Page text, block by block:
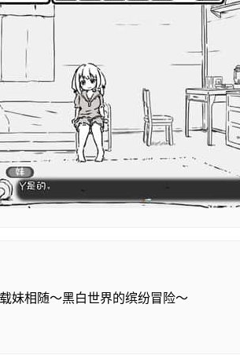
妹相随～黑白世界的缤纷冒险～